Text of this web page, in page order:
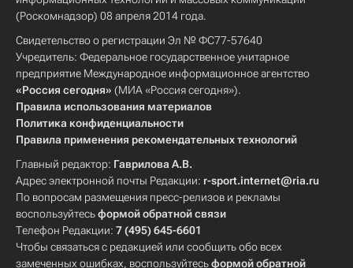
(Роскомнадзор) 08 апреля 2014 года.
Свидетельство о регистрации Эл № ФС77-57640
Учредитель: Федеральное государственное унитарное
предприятие Международное информационное агентство
«Россия сегодня» (МИА «Россия сегодня»).
Правила использования материалов
Политика конфиденциальности
Правила применения рекомендательных технологий
Главный редактор: Гаврилова А.В.
Адрес электронной почты Редакции: r-sport.internet@ria.ru
По вопросам размещения пресс-релизов и рекламы
воспользуйтесьформой обратной связи
Телефон Редакции: 7 (495) 645-6601
Чтобы связаться с редакцией или сообщить обо всех
замеченных ошибках, воспользуйтесьформой обратной